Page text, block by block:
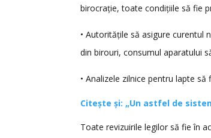
birocrație, toate condițiile să fie
• Autoritățile să asigure curentul
din birouri, consumul aparatului
• Analizele zilnice pentru lapte
Citește și: „Un astfel de
Toate revizuirile legilor să fie în